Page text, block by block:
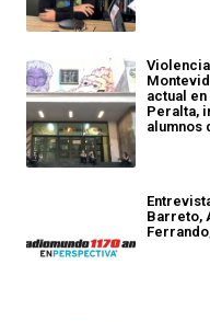
actual
Peralta,
alumnos
Barreto,